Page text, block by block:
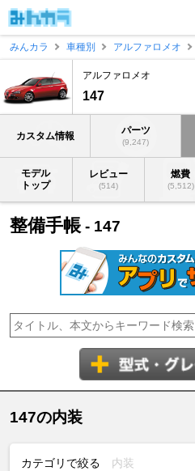
みんカラ
車種別 アルファロメオ
アルファロメオ
147
カスタム情報 パーツ
(9,247)
モデル
トップ
レビュー
(514)
燃費
(5,512)
整備手帳 - 147
147の内装
カテゴリで絞る 内装